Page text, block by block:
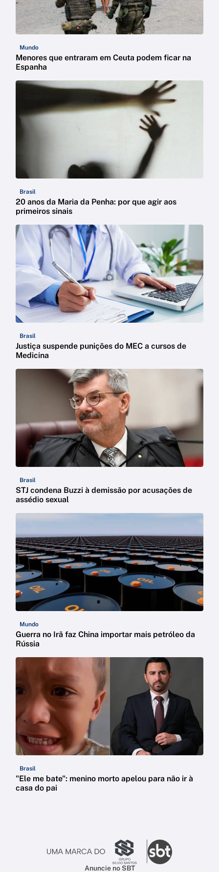
Mundo
Menores que entraram em Ceuta podem ficar na
Espanha
Brasil
20 anos da Maria da Penha: por que agir aos
primeiros sinais
Brasil
Justiça suspende punições do MEC a cursos de
Medicina
Brasil
STJ condena Buzzi à demissão por acusações de
assédio sexual
Mundo
Guerra no Irã faz China importar mais petróleo da
Rússia
Brasil
"Ele me bate": menino morto apelou para não ir à
casa do pai
Anuncie no SBT